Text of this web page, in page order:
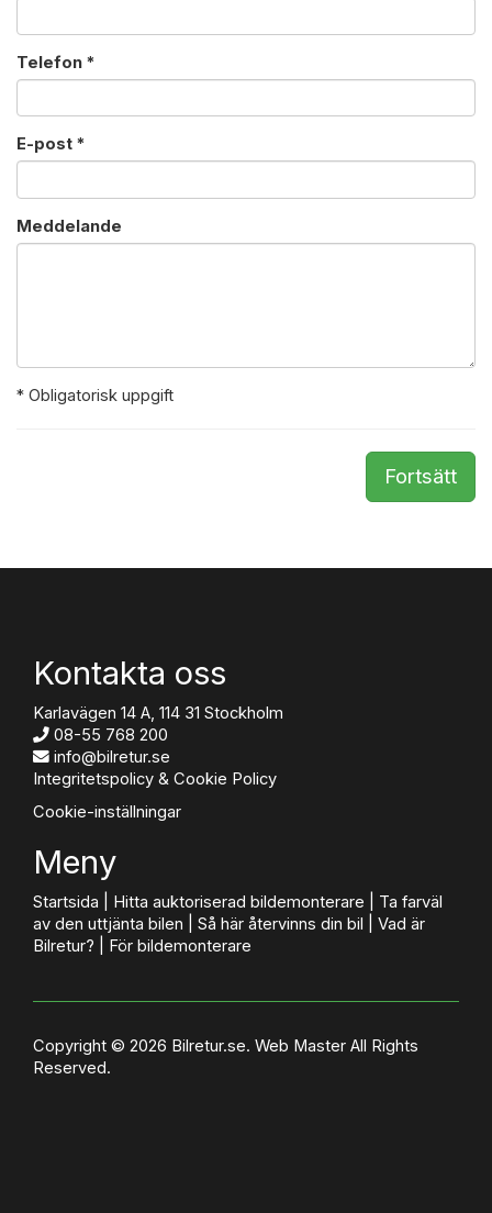
Telefon *
E-post *
Meddelande
* Obligatorisk uppgift
Fortsätt
Kontakta oss
Karlavägen 14 A, 114 31 Stockholm
08-55 768 200
info@bilretur.se
Integritetspolicy & Cookie Policy
Cookie-inställningar
Meny
Startsida Hitta auktoriserad bildemonterare
Ta farväl
av den uttjänta bilen
Så här återvinns din bil
Vad är
Bilretur?
För bildemonterare
Copyright © 2026 Bilretur.se. Web Master All Rights
Reserved.